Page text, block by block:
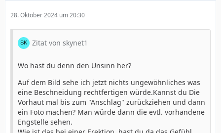
28. Oktober 2024 um 20:30
Zitat von skynet1
Wo hast du denn den Unsinn her?
Auf dem Bild sehe ich jetzt nichts ungewöhnliches was
eine Beschneidung rechtfertigen würde.Kannst du Die
Vorhaut mal bis zum "Anschlag" zurückziehen und dann
ein Foto machen? Man würde dann die evtl. vorhandene
Engstelle sehen.